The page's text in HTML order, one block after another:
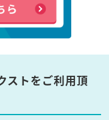
ストをご利用頂